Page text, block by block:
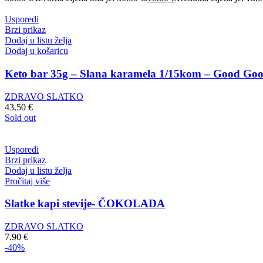
Usporedi
Brzi prikaz
Dodaj u listu želja
Dodaj u košaricu
Keto bar 35g – Slana karamela 1/15kom – Good
ZDRAVO SLATKO
43.50 €
Sold out
Usporedi
Brzi prikaz
Dodaj u listu želja
Pročitaj više
Slatke kapi stevije- ČOKOLADA
ZDRAVO SLATKO
7.90 €
-40%